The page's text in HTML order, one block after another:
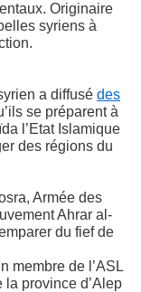
Originaire
syriens à
a diffusé des
se préparent à
l’Etat Islamique
des régions du
Armée des
Ahrar al-
du fief de
membre de l’ASL
la province d’Alep